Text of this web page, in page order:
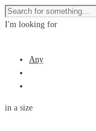
I'm looking for
Any
in a size